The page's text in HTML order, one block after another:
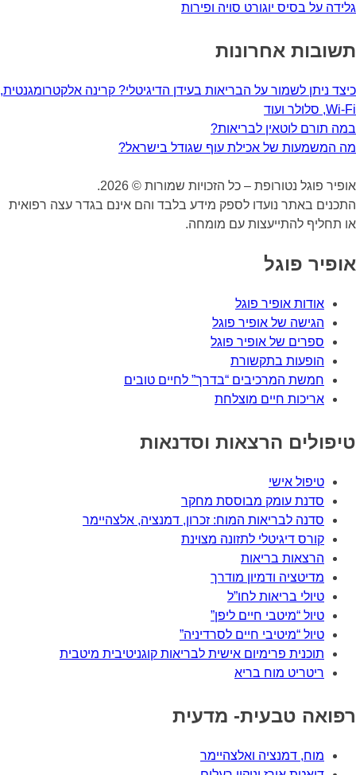
גלידה על בסיס יוגורט סויה ופירות
תשובות אחרונות
כיצד ניתן לשמור על הבריאות בעידן הדיגיטלי? קרינה אלקטרומגנטית,
Wi-Fi, סלולר ועוד
במה תורם לוטאין לבריאות?
מה המשמעות של אכילת עוף שגודל בישראל?
אופיר פוגל נטורופת – כל הזכויות שמורות © 2026.
התכנים באתר נועדו לספק מידע בלבד והם אינם בגדר עצה רפואית
או תחליף להתייעצות עם מומחה.
אופיר פוגל
אודות אופיר פוגל
הגישה של אופיר פוגל
ספרים של אופיר פוגל
הופעות בתקשורת
חמשת המרכיבים “בדרך” לחיים טובים
אריכות חיים מוצלחת
טיפולים הרצאות וסדנאות
טיפול אישי
סדנת עומק מבוססת מחקר
סדנה לבריאות המוח: זכרון, דמנציה, אלצהיימר
קורס דיגיטלי לתזונה מצוינת
הרצאות בריאות
מדיטציה ודמיון מודרך
טיולי בריאות לחו”ל
טיול “מיטבי חיים ליפן”
טיול “מיטיבי חיים לסרדיניה”
תוכנית פרימיום אישית לבריאות קוגניטיבית מיטבית
ריטריט מוח בריא
רפואה טבעית- מדעית
מוח, דמנציה ואלצהיימר